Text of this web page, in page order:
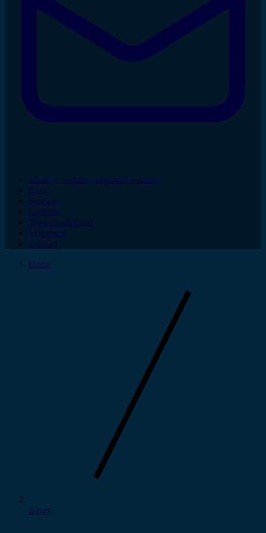
Maak je website superheld waardig
Blogs
Services
Snelheid
Toegankelijkheid
Veiligheid
Contact
Home
Blogs